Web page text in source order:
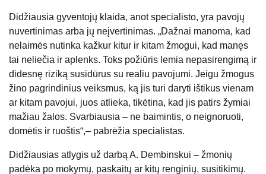
Didžiausia gyventojų klaida, anot specialisto, yra pavojų
nuvertinimas arba jų neįvertinimas. „Dažnai manoma, kad
nelaimės nutinka kažkur kitur ir kitam žmogui, kad manęs
tai neliečia ir aplenks. Toks požiūris lemia nepasirengimą ir
didesnę riziką susidūrus su realiu pavojumi. Jeigu žmogus
žino pagrindinius veiksmus, ką jis turi daryti ištikus vienam
ar kitam pavojui, juos atlieka, tikėtina, kad jis patirs žymiai
mažiau žalos. Svarbiausia – ne baimintis, o neignoruoti,
domėtis ir ruoštis“,– pabrėžia specialistas.
Didžiausias atlygis už darbą A. Dembinskui – žmonių
padėka po mokymų, paskaitų ar kitų renginių, susitikimų.